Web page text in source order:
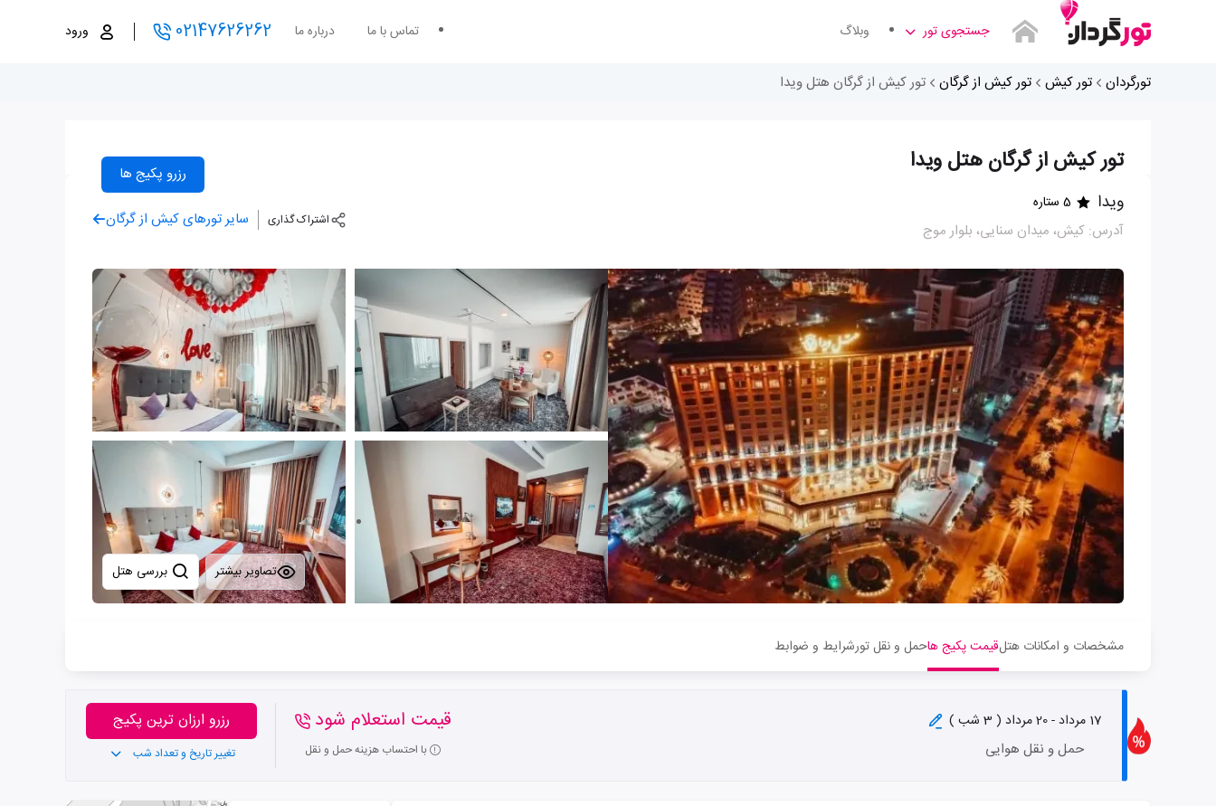
جستجوی تور وبلاگ تماس با ما درباره ما 02147626262 ورود
تورگردان تور کیش تور کیش از گرگان تور کیش از گرگان هتل ویدا
تور کیش از گرگان هتل ویدا رزرو پکیج ها
ویدا 5 ستاره
آدرس: کیش، میدان سنایی، بلوار موج
اشتراک گذاری سایر تورهای کیش از گرگان
تصاویر بیشتر
مشخصات و امکانات هتلقیمت پکیج هاحمل و نقل تورشرایط و ضوابط
17 مرداد - 20 مرداد ( 3 شب )
حمل و نقل هوایی
قیمت استعلام شود
با احتساب هزینه حمل و نقل
رزرو ارزان ترین پکیج
تغییر تاریخ و تعداد شب